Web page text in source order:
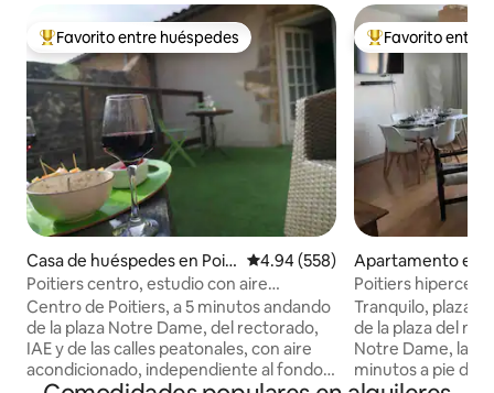
Favorito entre huéspedes preferido
Favorito entre huéspedes
Casa de huéspedes en Poiti
ers
Calificación promedio: 4.94 de
4.94 (558)
Poitiers centro, estudio con aire
acondicionado, terraza privada
Centro de Poitiers, a 5 minutos andando
de la plaza Notre Dame, del rectorado,
IAE y de las calles peatonales, con aire
acondicionado, independiente al fondo
Favorito entre
Favorito entre
Apartamento en
Poitiers
m2
Tranquilo, plaza
de la plaza del
Notre Dame, las
minutos a pie del